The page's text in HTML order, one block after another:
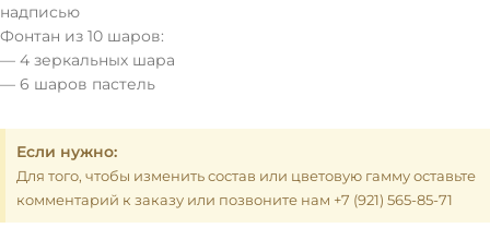
надписью
Фонтан из 10 шаров:
— 4 зеркальных шара
— 6 шаров пастель
Если нужно:
Для того, чтобы изменить состав или цветовую гамму оставьте
комментарий к заказу или позвоните нам +7 (921) 565-85-71